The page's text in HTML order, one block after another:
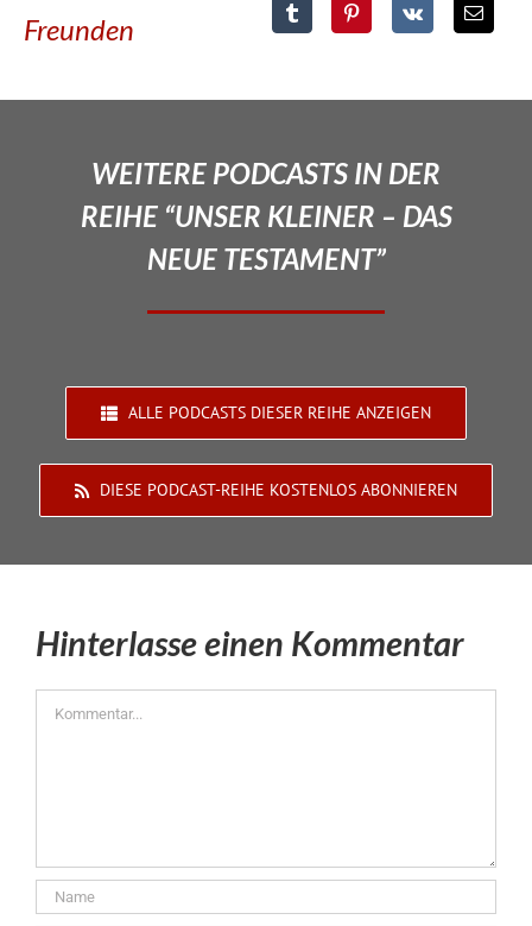
Freunden
WEITERE PODCASTS IN DER
REIHE “UNSER KLEINER – DAS
NEUE TESTAMENT”
ALLE PODCASTS DIESER REIHE ANZEIGEN
DIESE PODCAST-REIHE KOSTENLOS ABONNIEREN
Hinterlasse einen Kommentar